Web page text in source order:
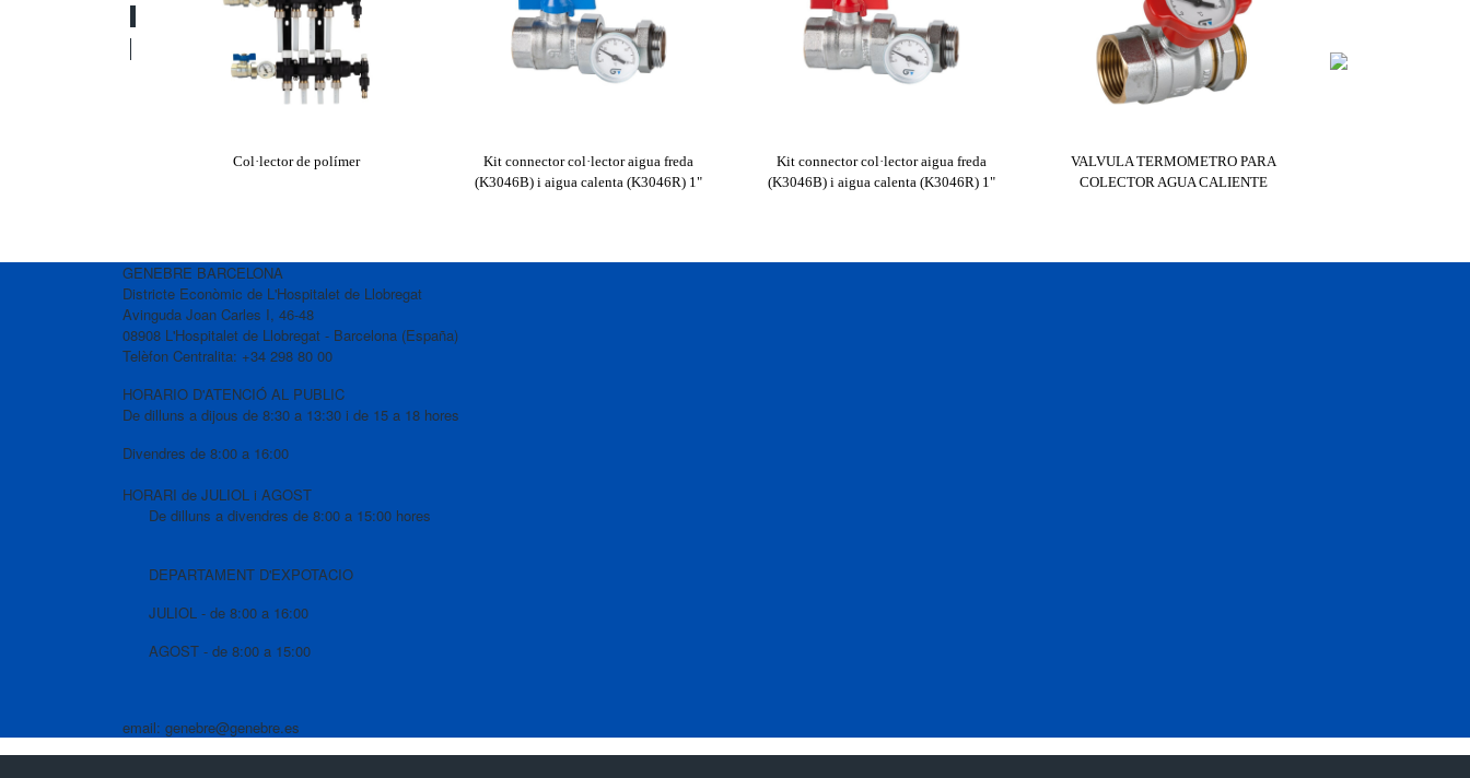
Col·lector de polímer
Kit connector col·lector aigua freda
(K3046B) i aigua calenta (K3046R) 1"
Kit connector col·lector aigua freda
(K3046B) i aigua calenta (K3046R) 1"
VALVULA TERMOMETRO PARA
COLECTOR AGUA CALIENTE
GENEBRE BARCELONA
Districte Econòmic de L'Hospitalet de Llobregat
Avinguda Joan Carles I, 46-48
08908 L'Hospitalet de Llobregat - Barcelona (España)
Telèfon Centralita: +34 298 80 00
HORARIO D'ATENCIÓ AL PUBLIC
De dilluns a dijous de 8:30 a 13:30 i de 15 a 18 hores
Divendres de 8:00 a 16:00
HORARI de JULIOL i AGOST
De dilluns a divendres de 8:00 a 15:00 hores
DEPARTAMENT D'EXPOTACIO
JULIOL - de 8:00 a 16:00
AGOST - de 8:00 a 15:00
email: genebre@genebre.es